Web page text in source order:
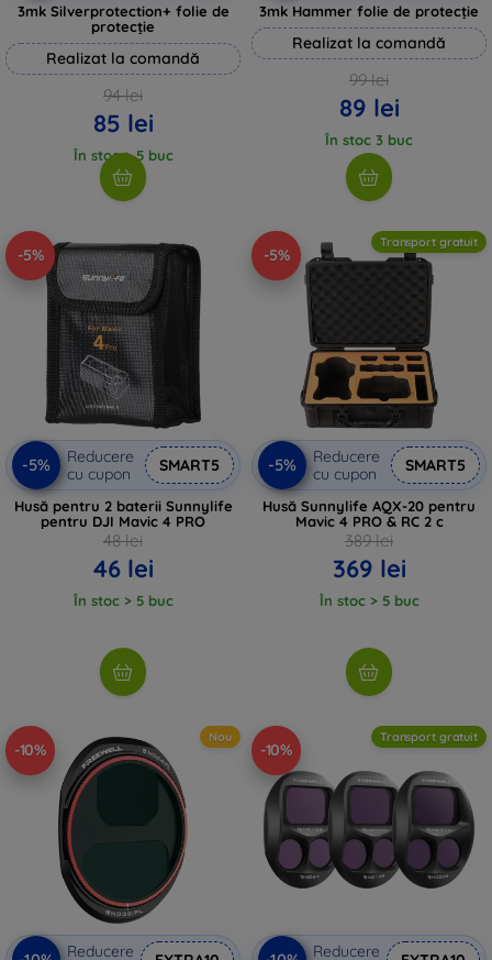
3mk Silverprotection+ folie de
protecție
Realizat la comandă
94 lei
85 lei
În stoc > 5 buc
3mk Hammer folie de protecție
Realizat la comandă
99 lei
89 lei
În stoc 3 buc
-5%
-5%
Reducere
cu cupon
SMART5
Husă pentru 2 baterii Sunnylife
pentru DJI Mavic 4 PRO
48 lei
46 lei
În stoc > 5 buc
-5%
Transport gratuit
-5%
Reducere
cu cupon
SMART5
Husă Sunnylife AQX-20 pentru
Mavic 4 PRO & RC 2 c
389 lei
369 lei
În stoc > 5 buc
-10%
Nou
Reducere
-10%
Transport gratuit
Reducere